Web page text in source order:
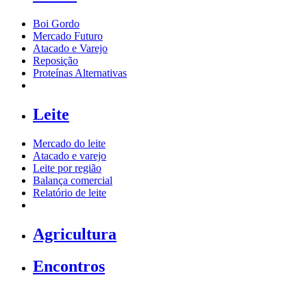
Boi Gordo
Mercado Futuro
Atacado e Varejo
Reposição
Proteínas Alternativas
Leite
Mercado do leite
Atacado e varejo
Leite por região
Balança comercial
Relatório de leite
Agricultura
Encontros